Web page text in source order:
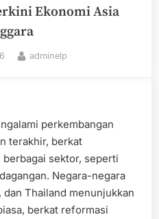
Ekonomi Asia
By
adminelp
perkembangan
terakhir, berkat
sektor, seperti
Negara-negara
Thailand menunjukkan
berkat reformasi